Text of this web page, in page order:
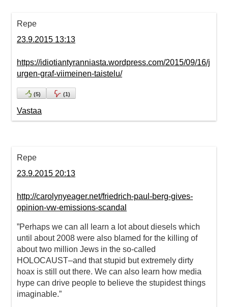
Repe
23.9.2015 13:13
https://idiotiantyranniasta.wordpress.com/2015/09/16/j
urgen-graf-viimeinen-taistelu/
(5) (1)
Vastaa
Repe
23.9.2015 20:13
http://carolynyeager.net/friedrich-paul-berg-gives-
opinion-vw-emissions-scandal
”Perhaps we can all learn a lot about diesels which
until about 2008 were also blamed for the killing of
about two million Jews in the so-called
HOLOCAUST–and that stupid but extremely dirty
hoax is still out there. We can also learn how media
hype can drive people to believe the stupidest things
imaginable.”